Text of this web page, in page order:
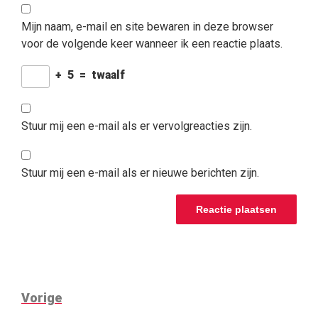
Mijn naam, e-mail en site bewaren in deze browser
voor de volgende keer wanneer ik een reactie plaats.
+ 5 = twaalf
Stuur mij een e-mail als er vervolgreacties zijn.
Stuur mij een e-mail als er nieuwe berichten zijn.
BERICHTNAVIGATIE
Vorig
Vorige